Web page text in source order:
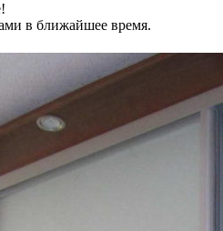
в ближайшее время.